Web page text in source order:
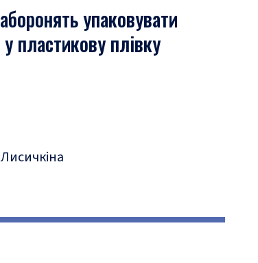
упаковувати
у пластикову плівку